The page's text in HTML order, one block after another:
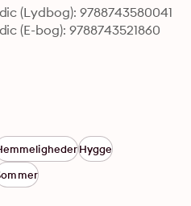
(Lydbog): 9788743580041
(E-bog): 9788743521860
Hygge